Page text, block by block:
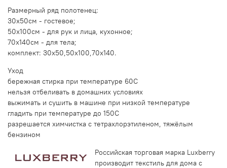
Размерный ряд полотенец:
30x50см - гостевое;
50x100см - для рук и лица, кухонное;
70x140см - для тела;
комплект: 30x50,50x100,70x140.
Уход
бережная стирка при температуре 60С
нельзя отбеливать в домашних условиях
выжимать и сушить в машине при низкой температуре
гладить при температуре до 150С
разрешается химчистка с тетрахлорэтиленом, тяжёлым
бензином
Российская торговая марка Luxberry
производит текстиль для дома с